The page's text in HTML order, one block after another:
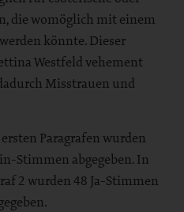
die womöglich mit einem
könnte. Dieser
Westfeld vehement
Misstrauen und
Paragrafen wurden
Stimmen abgegeben. In
2 wurden 48 Ja-Stimmen